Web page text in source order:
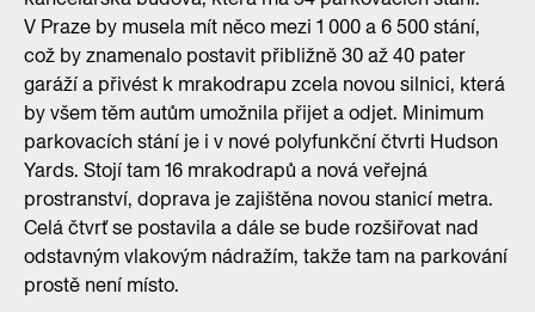
V Praze by musela mít něco mezi 1 000 a 6 500 stání,
což by znamenalo postavit přibližně 30 až 40 pater
garáží a přivést k mrakodrapu zcela novou silnici, která
by všem těm autům umožnila přijet a odjet. Minimum
parkovacích stání je i v nové polyfunkční čtvrti Hudson
Yards. Stojí tam 16 mrakodrapů a nová veřejná
prostranství, doprava je zajištěna novou stanicí metra.
Celá čtvrť se postavila a dále se bude rozšiřovat nad
odstavným vlakovým nádražím, takže tam na parkování
prostě není místo.